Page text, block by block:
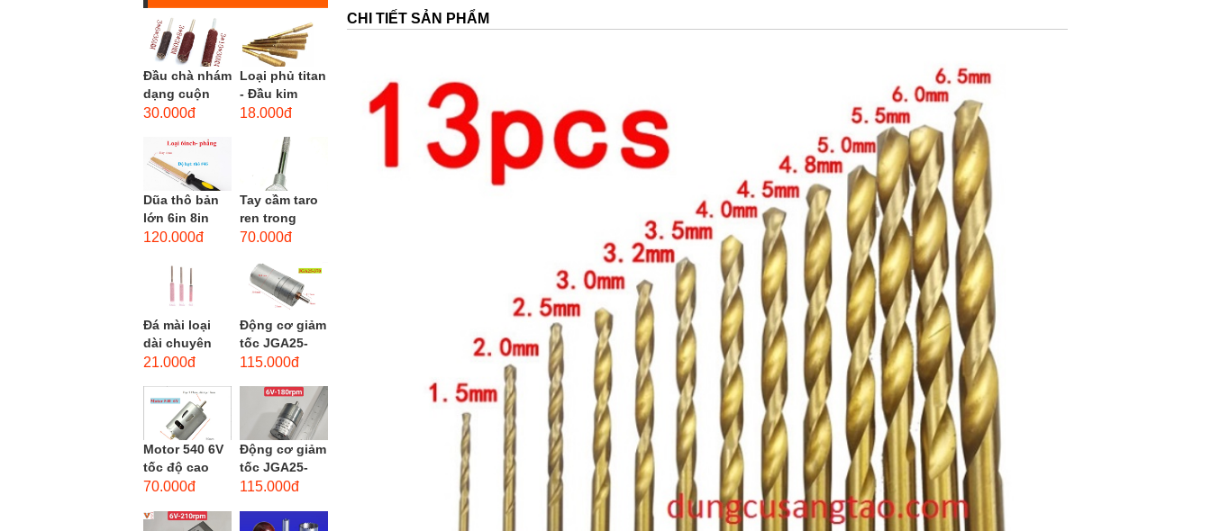
Đầu chà nhám
dạng cuộn
loại dài gắn
cốt 3mm
đầu...
30.000đ
Loại phủ titan
- Đầu kim
cương hình
(mũi mài...
18.000đ
Dũa thô bản
lớn 6in 8in
phẳng - độ
120.000đ
Tay cầm taro
ren trong
dùng cho mũi
M12
70.000đ
Đá mài loại
dài chuyên
dùng mài
loại, đá mài
cạnh,...
21.000đ
Động cơ giảm
tốc JGA25-
370 3-12 VDC.
mini JGA25-
115.000đ
Motor 540 6V
tốc độ cao
20.000 vòng/
torque
70.000đ
Động cơ giảm
tốc JGA25-
310 6-12 VDC.
mini JGA25-
115.000đ
CHI TIẾT SẢN PHẨM